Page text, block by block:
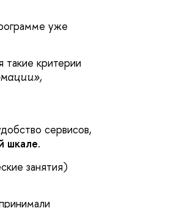
уже
такие критерии
сервисов,
шкале.
занятия)